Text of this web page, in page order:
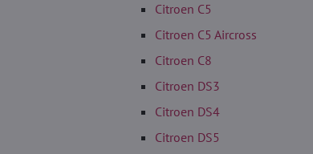
Citroen C5
Citroen C5 Aircross
Citroen C8
Citroen DS3
Citroen DS4
Citroen DS5